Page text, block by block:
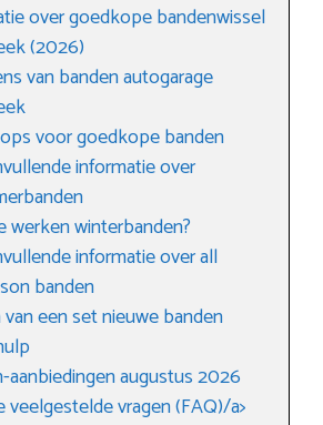
over goedkope bandenwissel
(2026)
van banden autogarage
voor goedkope banden
informatie over
werken winterbanden?
informatie over all
banden
een set nieuwe banden
aanbiedingen augustus 2026
veelgestelde vragen (FAQ)/a>